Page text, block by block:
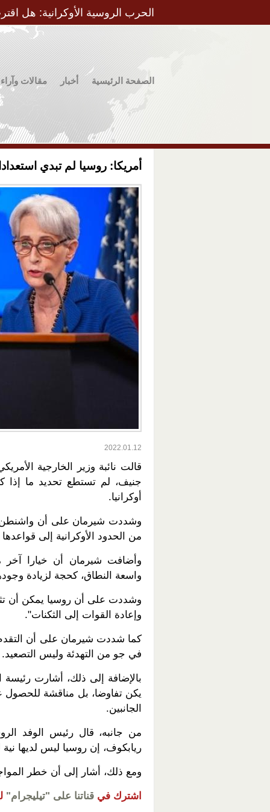
الحرب الروسية الأوكرانية: هل
الصفحة الرئيسية أخبار مقالات وآراء
أمريكا: روسيا لم تبدي
2022.01.12
قالت نائبة وزير الخارجية
جنيف، لم تستطع تحديد ما إذا
أوكرانيا.
وشددت شيرمان على أن واشنطن
من الحدود الأوكرانية إلى قواعدها
وأضافت شيرمان أن خيارا آخر
واسعة النطاق، كحجة لزيادة
وشددت على أن روسيا يمكن أن
وإعادة القوات إلى الثكنات".
كما شددت شيرمان على أن
في جو من التهدئة وليس التصعيد.
بالإضافة إلى ذلك، أشارت رئيسة
يكن تفاوضا، بل مناقشة
الجانبين.
من جانبه، قال رئيس الوفد
ريابكوف، إن روسيا ليس لديها نية
ومع ذلك، أشار إلى أن خطر
اشترك في قناتنا على "تيليجرام"